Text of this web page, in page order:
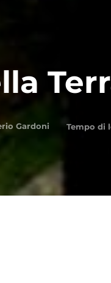
Gardoni Tempo di